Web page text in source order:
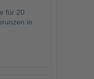
für 20
in